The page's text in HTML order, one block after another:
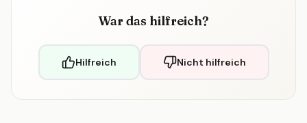
War das hilfreich?
Hilfreich Nicht hilfreich